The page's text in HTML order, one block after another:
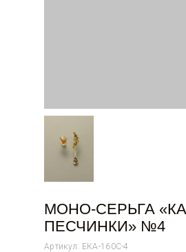
Артикул: ЕКА-160С-4
МОНО-СЕРЬГА
ПЕСЧИНКИ» №4